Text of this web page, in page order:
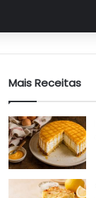
Mais Receitas